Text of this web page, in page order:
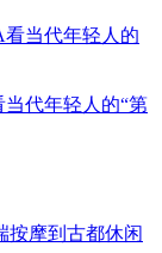
代年轻人的“第